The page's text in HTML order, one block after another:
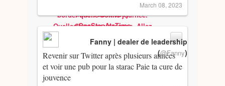
March 08, 2023
Revenir sur Twitter après plusieurs années
et voir une pub pour la starac Paie ta cure de
jouvence
Fanny | dealer de leadership
(@Fanny)